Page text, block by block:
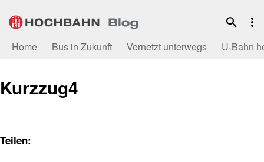
Inhalt
Home Bus in Zukunft Vernetzt unterwegs U-Bahn
Kurzzug4
Teilen: